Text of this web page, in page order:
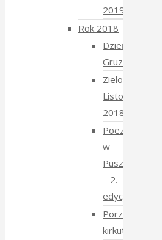
2019
Rok 2018
Dzień
Gruziński
Zielony
Listopad
2018
Poezja
w
Puszczy
– 2.
edycja
Porządkowanie
kirkutu